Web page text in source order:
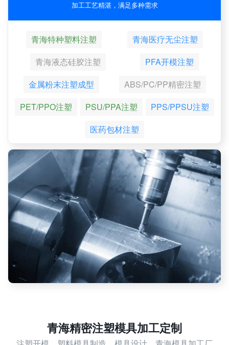
加工工艺精湛，满足多种需求
青海特种塑料注塑
青海医疗无尘注塑
青海液态硅胶注塑
PFA开模注塑
金属粉末注塑成型
ABS/PC/PP精密注塑
PET/PPO注塑
PSU/PPA注塑
PPS/PPSU注塑
医药包材注塑
青海精密注塑模具加工定制